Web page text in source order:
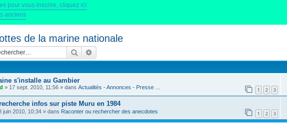
pour vous inscrire, cliquez ici
anciens
de la marine nationale
Rechercher
s'installe au Gambier
» 17 sept. 2010, 11:56 » dans Actualités - Annonces - Presse ... 1 2 3
infos sur piste Muru en 1984
juin 2010, 10:34 » dans Raconter ou rechercher des anecdotes 1 2 3